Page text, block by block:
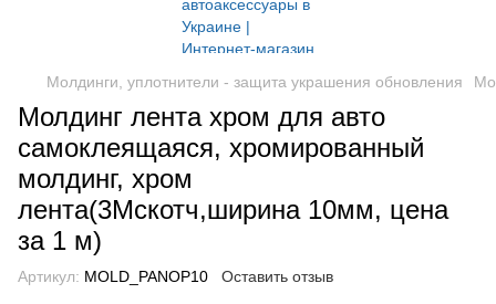
Молдинги, уплотнители - защита украшения обновления
Молдинг лента хром для авто
самоклеящаяся, хромированный
молдинг, хром
лента(3Мскотч,ширина 10мм, цена
за 1 м)
Артикул: MOLD_PANOP10 Оставить отзыв